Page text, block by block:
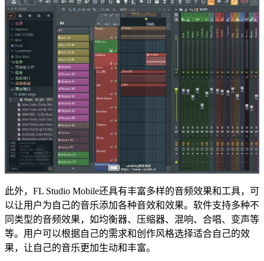
此外，FL Studio Mobile还具有丰富多样的音频效果和工具，可
以让用户为自己的音乐添加各种音效和效果。软件支持多种不
同类型的音频效果，如均衡器、压缩器、混响、合唱、变声等
等。用户可以根据自己的需求和创作风格选择适合自己的效
果，让自己的音乐更加生动和丰富。